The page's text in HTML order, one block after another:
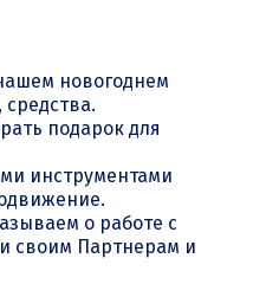
новогоднем
подарок для
инструментами
о работе с
своим Партнерам и